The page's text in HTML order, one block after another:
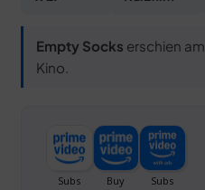
Empty Socks erschien am
Kino.